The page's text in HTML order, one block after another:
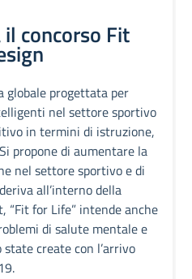
il concorso Fit
globale progettata per
nel settore sportivo
in termini di istruzione,
propone di aumentare la
nel settore sportivo e di
all’interno della
“Fit for Life” intende anche
di salute mentale e
create con l’arrivo